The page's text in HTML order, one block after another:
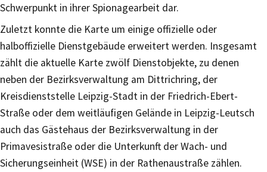
Schwerpunkt in ihrer Spionagearbeit dar.
Zuletzt konnte die Karte um einige offizielle oder
halboffizielle Dienstgebäude erweitert werden. Insgesamt
zählt die aktuelle Karte zwölf Dienstobjekte, zu denen
neben der Bezirksverwaltung am Dittrichring, der
Kreisdienststelle Leipzig-Stadt in der Friedrich-Ebert-
Straße oder dem weitläufigen Gelände in Leipzig-Leutsch
auch das Gästehaus der Bezirksverwaltung in der
Primavesistraße oder die Unterkunft der Wach- und
Sicherungseinheit (WSE) in der Rathenaustraße zählen.